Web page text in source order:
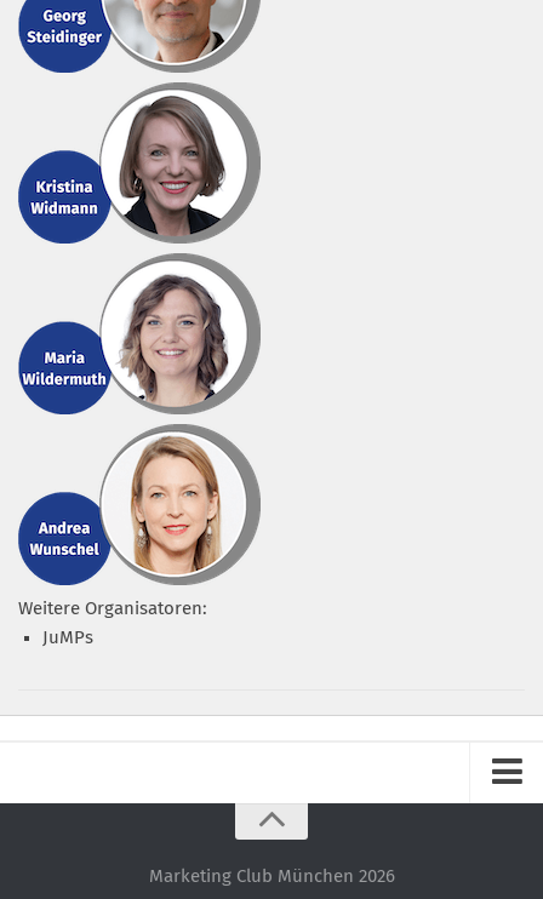
Weitere Organisatoren:
JuMPs
Datenschutz – ganz einfach!Marketing Club München 2026